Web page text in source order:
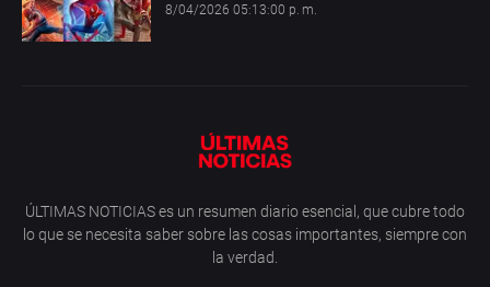
8/04/2026 05:13:00 p. m.
ÚLTIMAS NOTICIAS es un resumen diario esencial, que cubre todo
lo que se necesita saber sobre las cosas importantes, siempre con
la verdad.